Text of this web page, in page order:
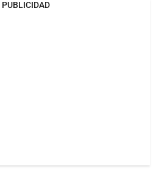
PUBLICIDAD